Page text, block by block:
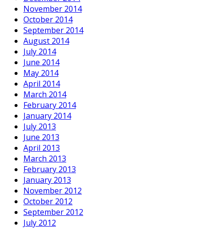
November 2014
October 2014
September 2014
August 2014
July 2014
June 2014
May 2014
April 2014
March 2014
February 2014
January 2014
July 2013
June 2013
April 2013
March 2013
February 2013
January 2013
November 2012
October 2012
September 2012
July 2012